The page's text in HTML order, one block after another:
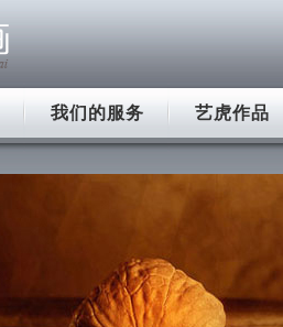
我们的服务 艺虎作品